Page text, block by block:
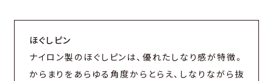
ほぐしピン
ナイロン製のほぐしピンは、優れたしなり感が特徴。
からまりをあらゆる角度からとらえ、しなりながら抜